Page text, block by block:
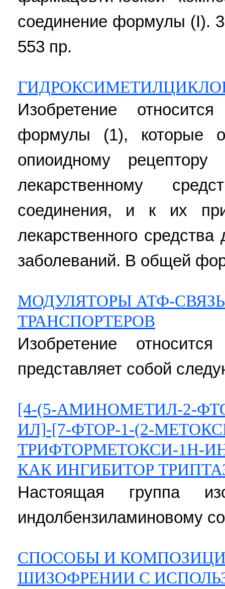
соединение формулы (I).
553 пр.
Изобретение
формулы (1), которые
опиоидному
лекарственному
соединения, и к их
лекарственного
заболеваний. В общей
МОДУЛЯТОРЫ АТФ-
ТРАНСПОРТЕРОВ
Изобретение
представляет собой
[4-(5-АМИНОМЕТИЛ-2-
ИЛ]-[7-ФТОР-1-(2-
ТРИФТОРМЕТОКСИ-1Н-
КАК ИНГИБИТОР
Настоящая группа
индолбензиламиновому
СПОСОБЫ И
ШИЗОФРЕНИИ С